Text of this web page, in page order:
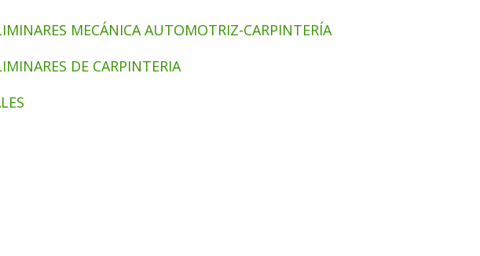
MECÁNICA AUTOMOTRIZ-CARPINTERÍA
DE CARPINTERIA